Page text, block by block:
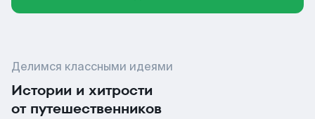
Делимся классными идеями
Истории и хитрости
от путешественников